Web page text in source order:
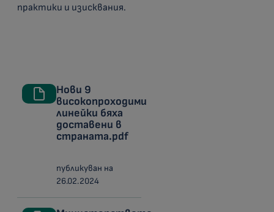
практики и изисквания.
Нови 9
високопроходими
линейки бяха
доставени в
страната.pdf
публикуван на
26.02.2024